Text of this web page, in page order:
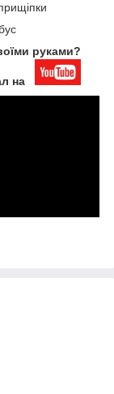
руками?
на